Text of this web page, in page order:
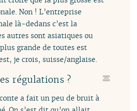
Non ! L’entreprise
là-dedans c’est la
autres sont asiatiques ou
grande de toutes est
je crois, suisse/anglaise.
régulations ?
a fait un peu de bruit à